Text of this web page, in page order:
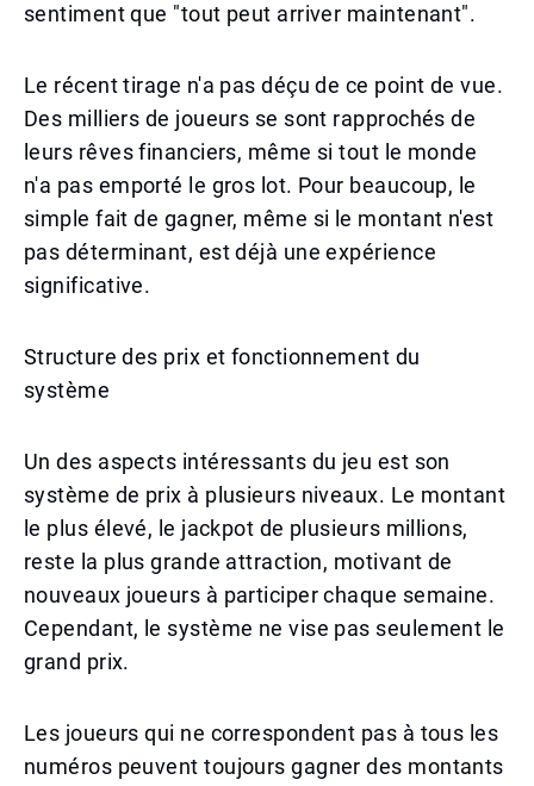
sentiment que "tout peut arriver maintenant".
Le récent tirage n'a pas déçu de ce point de vue.
Des milliers de joueurs se sont rapprochés de
leurs rêves financiers, même si tout le monde
n'a pas emporté le gros lot. Pour beaucoup, le
simple fait de gagner, même si le montant n'est
pas déterminant, est déjà une expérience
significative.
Structure des prix et fonctionnement du
système
Un des aspects intéressants du jeu est son
système de prix à plusieurs niveaux. Le montant
le plus élevé, le jackpot de plusieurs millions,
reste la plus grande attraction, motivant de
nouveaux joueurs à participer chaque semaine.
Cependant, le système ne vise pas seulement le
grand prix.
Les joueurs qui ne correspondent pas à tous les
numéros peuvent toujours gagner des montants